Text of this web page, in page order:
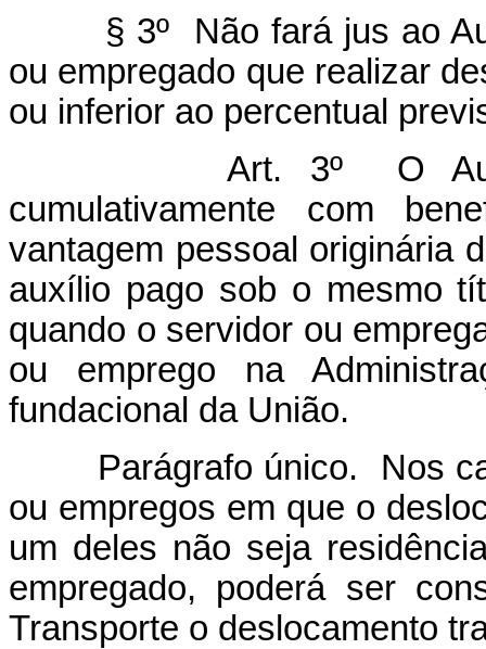
§ 3º Não fará jus ao
ou empregado que realizar
ou inferior ao percentual
Art. 3º O Auxílio-
cumulativamente com
vantagem pessoal originária
auxílio pago sob o mesmo
quando o servidor ou
ou emprego na
fundacional da União.
Parágrafo único. Nos
ou empregos em que o
um deles não seja
empregado, poderá ser
Transporte o deslocamento